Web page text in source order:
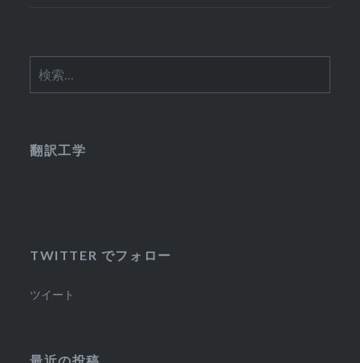
索:
翻訳工学
TWITTER でフォロー
ツイート